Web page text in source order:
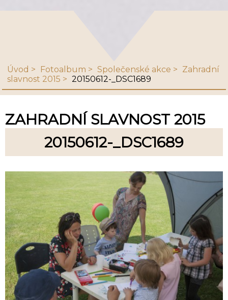
Úvod Fotoalbum Společenské akce
Zahradní
slavnost 2015
20150612-_DSC1689
ZAHRADNÍ SLAVNOST 2015
20150612-_DSC1689